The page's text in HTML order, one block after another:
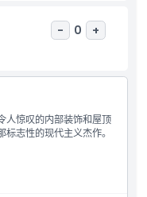
- 0 +
人惊叹的内部装饰和屋顶
志性的现代主义杰作。